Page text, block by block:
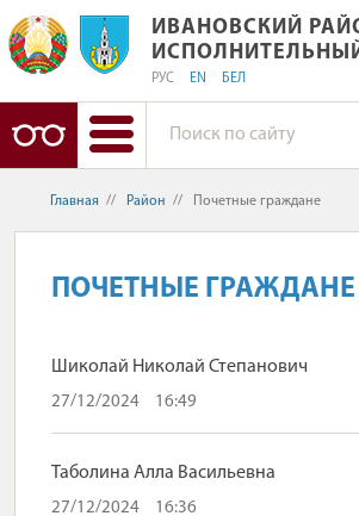
ИВАНОВСКИЙ
ИВАНОВСКИЙ
РУС EN БЕЛ
Главная // Район // Почетные граждане
ПОЧЕТНЫЕ ГРАЖДАНЕ
Шиколай Николай Степанович
27/12/2024 16:49
Таболина Алла Васильевна
27/12/2024 16:36